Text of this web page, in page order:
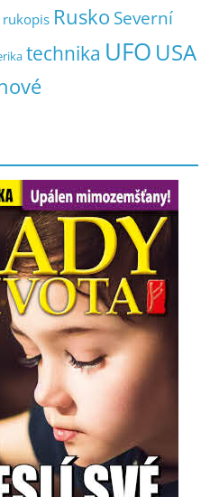
rukopis Rusko Severní
technika UFO USA